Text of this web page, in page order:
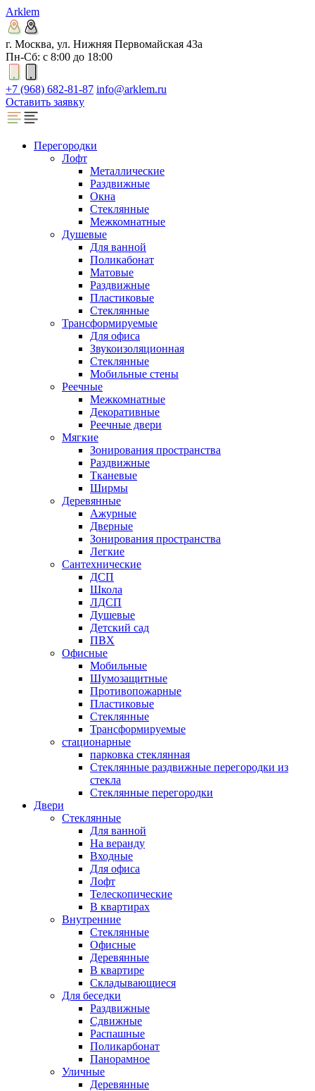
Arklem
г. Москва, ул. Нижняя Первомайская 43а
Пн-Сб: с 8:00 до 18:00
+7 (968) 682-81-87 info@arklem.ru
Оставить заявку
Перегородки
Лофт
Металлические
Раздвижные
Окна
Стеклянные
Межкомнатные
Душевые
Для ванной
Поликабонат
Матовые
Раздвижные
Пластиковые
Стеклянные
Трансформируемые
Для офиса
Звукоизоляционная
Стеклянные
Мобильные стены
Реечные
Межкомнатные
Декоративные
Реечные двери
Мягкие
Зонирования пространства
Раздвижные
Тканевые
Ширмы
Деревянные
Ажурные
Дверные
Зонирования пространства
Легкие
Сантехнические
ДСП
Школа
ЛДСП
Душевые
Детский сад
ПВХ
Офисные
Мобильные
Шумозащитные
Противопожарные
Пластиковые
Стеклянные
Трансформируемые
стационарные
парковка стеклянная
Стеклянные раздвижные перегородки из
стекла
Стеклянные перегородки
Двери
Стеклянные
Для ванной
На веранду
Входные
Для офиса
Лофт
Телескопические
В квартирах
Внутренние
Стеклянные
Офисные
Деревянные
В квартире
Складывающиеся
Для беседки
Раздвижные
Сдвижные
Распашные
Поликарбонат
Панорамное
Уличные
Деревянные